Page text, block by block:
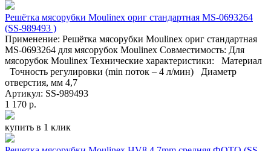
Решётка мясорубки Moulinex ориг стандартная MS-0693264
(SS-989493 )
Применение: Решётка мясорубки Moulinex ориг стандартная
MS-0693264 для мясорубок Moulinex Совместимость: Для
мясорубок Moulinex Технические характеристики: Материал
Точность регулировки (min поток – 4 л/мин) Диаметр
отверстия, мм 4,7
Артикул: SS-989493
1 170 р.
купить в 1 клик